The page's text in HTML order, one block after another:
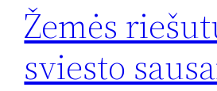
Žemės
sviesto